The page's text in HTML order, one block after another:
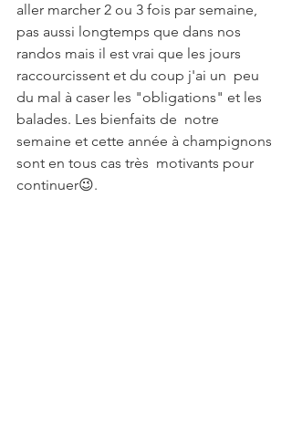
aller marcher 2 ou 3 fois par semaine,
pas aussi longtemps que dans nos
randos mais il est vrai que les jours
raccourcissent et du coup j'ai un  peu
du mal à caser les "obligations" et les
balades. Les bienfaits de  notre
semaine et cette année à champignons
sont en tous cas très  motivants pour
continuer😉.